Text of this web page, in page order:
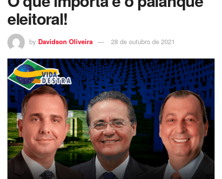
eleitoral!
by Davidson Oliveira 28 de outubro de 2021